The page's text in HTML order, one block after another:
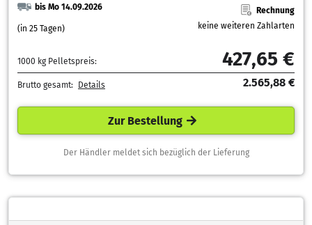
bis Mo 14.09.2026
(in 25 Tagen)
Rechnung
keine weiteren Zahlarten
1000 kg Pelletspreis: 427,65 €
Brutto gesamt: Details 2.565,88 €
Zur Bestellung
Der Händler meldet sich bezüglich der Lieferung